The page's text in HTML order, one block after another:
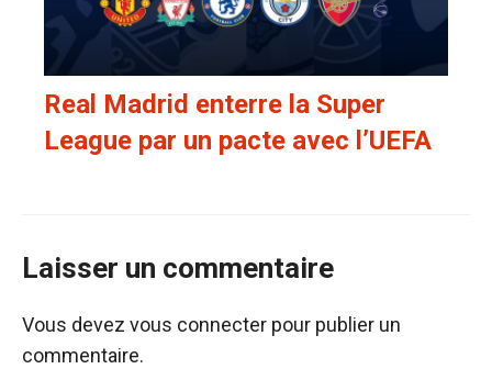
Real Madrid enterre la Super
League par un pacte avec l’UEFA
Laisser un commentaire
Vous devez vous connecter pour publier un
commentaire.